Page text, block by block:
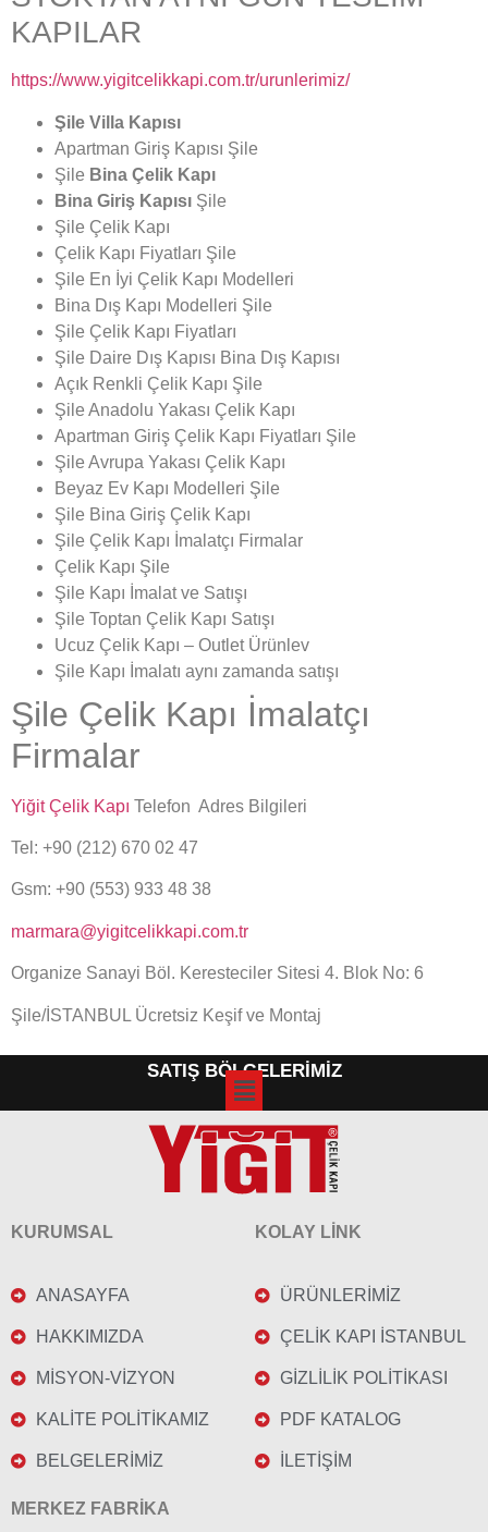
KAPILAR
https://www.yigitcelikkapi.com.tr/urunlerimiz/
Şile Villa Kapısı
Apartman Giriş Kapısı Şile
Şile Bina Çelik Kapı
Bina Giriş Kapısı Şile
Şile Çelik Kapı
Çelik Kapı Fiyatları Şile
Şile En İyi Çelik Kapı Modelleri
Bina Dış Kapı Modelleri Şile
Şile Çelik Kapı Fiyatları
Şile Daire Dış Kapısı Bina Dış Kapısı
Açık Renkli Çelik Kapı Şile
Şile Anadolu Yakası Çelik Kapı
Apartman Giriş Çelik Kapı Fiyatları Şile
Şile Avrupa Yakası Çelik Kapı
Beyaz Ev Kapı Modelleri Şile
Şile Bina Giriş Çelik Kapı
Şile Çelik Kapı İmalatçı Firmalar
Çelik Kapı Şile
Şile Kapı İmalat ve Satışı
Şile Toptan Çelik Kapı Satışı
Ucuz Çelik Kapı – Outlet Ürünlev
Şile Kapı İmalatı aynı zamanda satışı
Şile Çelik Kapı İmalatçı
Firmalar
Yiğit Çelik Kapı Telefon Adres Bilgileri
Tel: +90 (212) 670 02 47
Gsm: +90 (553) 933 48 38
marmara@yigitcelikkapi.com.tr
Organize Sanayi Böl. Keresteciler Sitesi 4. Blok No: 6
Şile/İSTANBUL Ücretsiz Keşif ve Montaj
SATIŞ BÖLGELERİMİZ
KURUMSAL
ANASAYFA
HAKKIMIZDA
MİSYON-VİZYON
KALİTE POLİTİKAMIZ
BELGELERİMİZ
KOLAY LİNK
ÜRÜNLERİMİZ
ÇELİK KAPI İSTANBUL
GİZLİLİK POLİTİKASI
PDF KATALOG
İLETİŞİM
MERKEZ FABRİKA